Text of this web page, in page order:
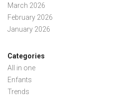
March 2026
February 2026
January 2026
Categories
All in one
Enfants
Trends